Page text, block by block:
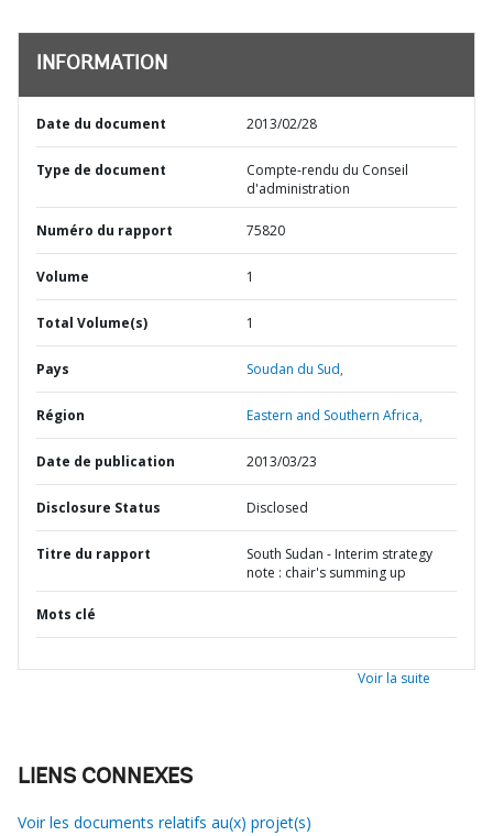
INFORMATION
Date du document 2013/02/28
Type de document
Compte-rendu du Conseil
d'administration
Numéro du rapport 75820
Volume 1
Total Volume(s) 1
Pays Soudan du Sud,
Région Eastern and Southern Africa,
Date de publication 2013/03/23
Disclosure Status Disclosed
Titre du rapport
South Sudan - Interim strategy
note : chair's summing up
Mots clé
Voir la suite
LIENS CONNEXES
Voir les documents relatifs au(x) projet(s)